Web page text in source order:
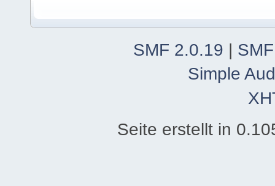
SMF 2.0.19 |
Simple
Seite erstellt in